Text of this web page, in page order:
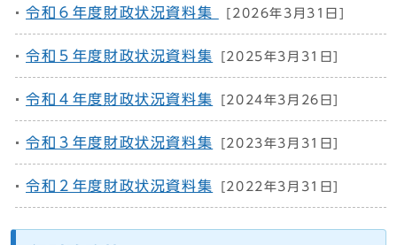
令和６年度財政状況資料集 [2026年3月31日]
令和５年度財政状況資料集 [2025年3月31日]
令和４年度財政状況資料集 [2024年3月26日]
令和３年度財政状況資料集 [2023年3月31日]
令和２年度財政状況資料集 [2022年3月31日]